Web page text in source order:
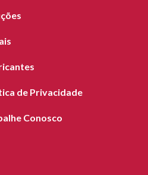
de Privacidade
Conosco